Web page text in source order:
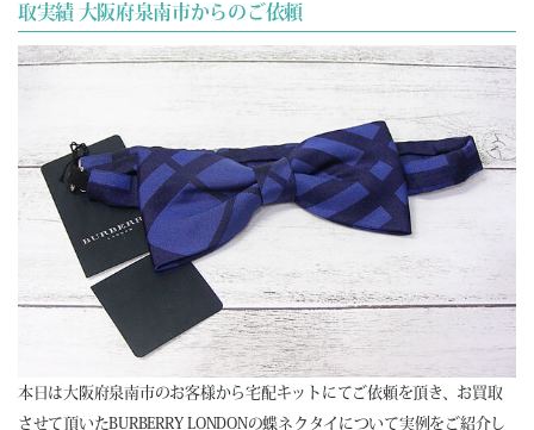
取実績 大阪府泉南市からのご依頼
本日は大阪府泉南市のお客様から宅配キットにてご依頼を頂き、お買取
させて頂いたBURBERRY LONDONの蝶ネクタイについて実例をご紹介し